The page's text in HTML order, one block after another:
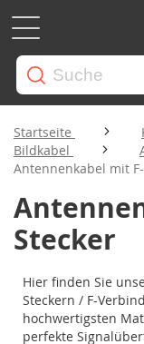
Startseite
Bildkabel
Antennenkabel mit
Stecker
Hier finden Sie
Steckern / F-
hochwertigsten
perfekte